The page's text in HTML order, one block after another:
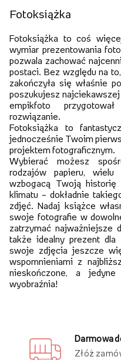
Fotoksiążka to coś
wymiar prezentowania
pozwala zachować
postaci. Bez względu na
zakończyła się właśnie
poszukujesz
empikfoto
rozwiązanie.
Fotoksiążka to
jednocześnie Twoim
projektem fotograficznym.
Wybierać możesz
rodzajów papieru,
wzbogacą Twoją historię
klimatu – dokładnie
zdjęć. Nadaj książce
swoje fotografie w
zatrzymać najważniejsze
także idealny prezent
swoje zdjęcia jeszcze
wspomnieniami z
nieskończone, a
Darmowa